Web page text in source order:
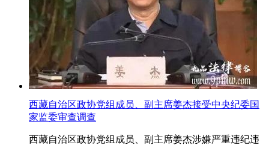
西藏自治区政协党组成员、副主席姜杰接受中央纪委国
家监委审查调查
西藏自治区政协党组成员、副主席姜杰涉嫌严重违纪违